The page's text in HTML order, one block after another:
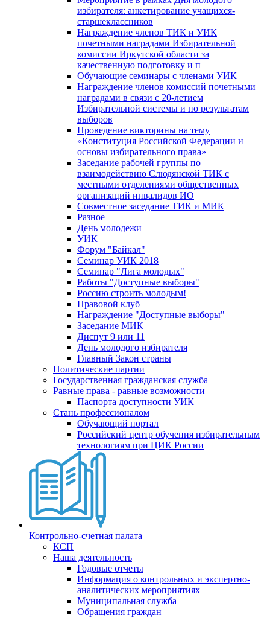
избирателя: анкетирование учащихся-
старшеклассников
Награждение членов ТИК и УИК
почетными наградами Избирательной
комиссии Иркутской области за
качественную подготовку и п
Обучающие семинары с членами УИК
Награждение членов комиссий почетными
наградами в связи с 20-летием
Избирательной системы и по результатам
выборов
Проведение викторины на тему
«Конституция Российской Федерации и
основы избирательного права»
Заседание рабочей группы по
взаимодействию Слюдянской ТИК с
местными отделениями общественных
организаций инвалидов ИО
Совместное заседание ТИК и МИК
Разное
День молодежи
УИК
Форум "Байкал"
Семинар УИК 2018
Семинар "Лига молодых"
Работы "Доступные выборы"
Россию строить молодым!
Правовой клуб
Награждение "Доступные выборы"
Заседание МИК
Диспут 9 или 11
День молодого избирателя
Главный Закон страны
Политические партии
Государственная гражданская служба
Равные права - равные возможности
Паспорта доступности УИК
Стань профессионалом
Обучающий портал
Российский центр обучения избирательным
технологиям при ЦИК России
Контрольно-счетная палата
КСП
Наша деятельность
Годовые отчеты
Информация о контрольных и экспертно-
аналитических мероприятиях
Муниципальная служба
Обращения граждан